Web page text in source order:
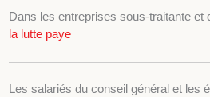
Dans les entreprises sous-traitante et
la lutte paye
Les salariés du conseil général et les